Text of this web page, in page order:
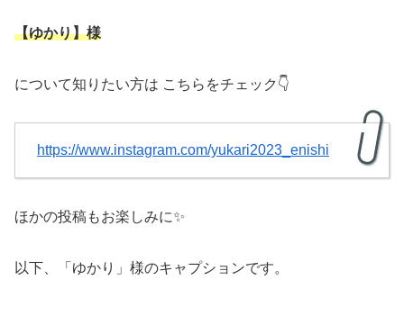
【ゆかり】様
について知りたい方は こちらをチェック👇
https://www.instagram.com/yukari2023_enishi
ほかの投稿もお楽しみに✨
以下、「ゆかり」様のキャプションです。